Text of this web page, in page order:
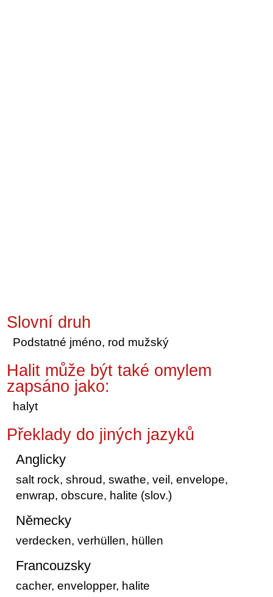
Slovní druh
Podstatné jméno, rod mužský
Halit může být také omylem
zapsáno jako:
halyt
Překlady do jiných jazyků
Anglicky
salt rock, shroud, swathe, veil, envelope,
enwrap, obscure, halite (slov.)
Německy
verdecken, verhüllen, hüllen
Francouzsky
cacher, envelopper, halite